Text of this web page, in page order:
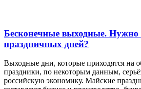
Бесконечные выходные. Нужно
праздничных дней?
Выходные дни, которые приходятся на
праздники, по некоторым данным,
российскую экономику. Майские